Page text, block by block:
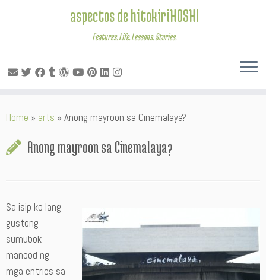
to
aspectos de hitokiriHOSHI
Features. Life. Lessons. Stories.
Home » arts » Anong mayroon sa Cinemalaya?
Anong mayroon sa Cinemalaya?
Sa isip ko lang
gustong
sumubok
manood ng
mga entries sa